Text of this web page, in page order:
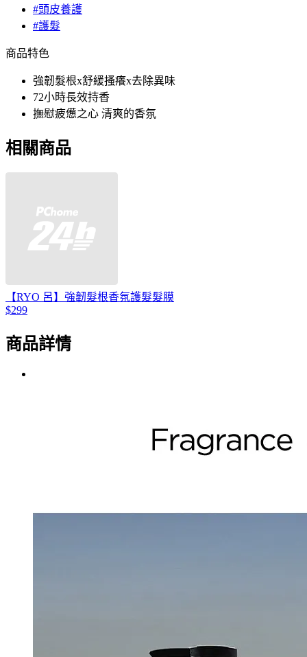
#頭皮養護
#護髮
商品特色
強韌髮根x舒緩搔癢x去除異味
72小時長效持香
撫慰疲憊之心 清爽的香氛
相關商品
【RYO 呂】強韌髮根香氛護髮髮膜
$299
商品詳情